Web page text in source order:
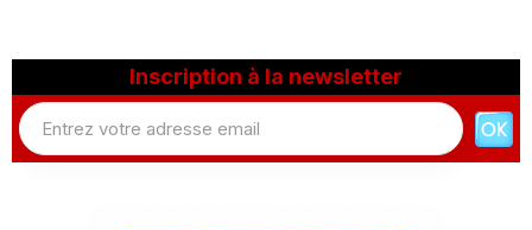
Inscription à la newsletter